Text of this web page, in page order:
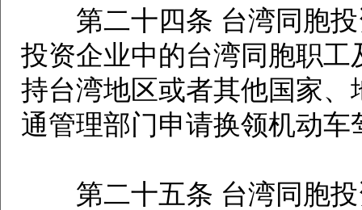
第二十四条 台湾同胞投
投资企业中的台湾同胞职
持台湾地区或者其他国家
通管理部门申请换领机动
第二十五条 台湾同胞投